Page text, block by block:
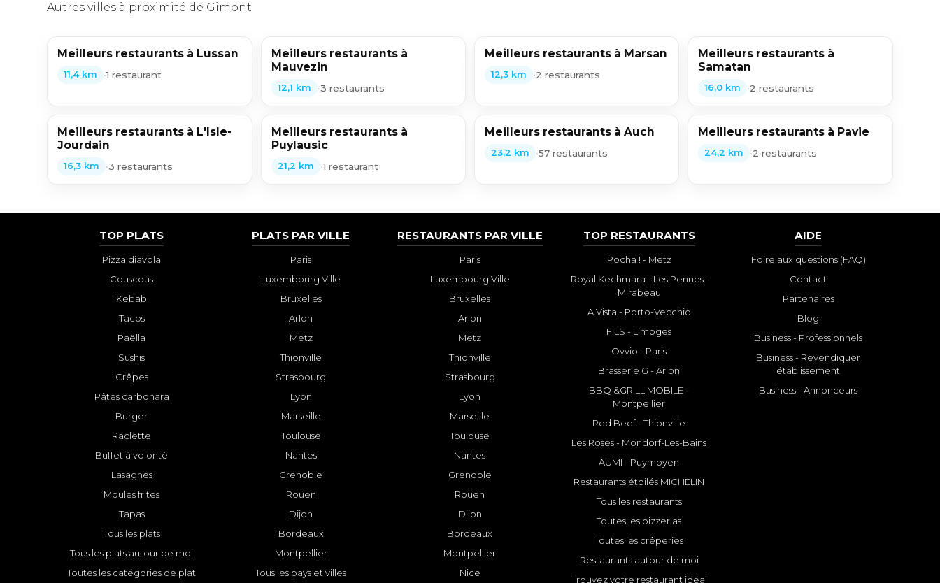
Autres villes à proximité de Gimont
Meilleurs restaurants à Lussan
11,4 km •1 restaurant
Meilleurs restaurants à
Mauvezin
12,1 km •3 restaurants
Meilleurs restaurants à Marsan
12,3 km •2 restaurants
Meilleurs restaurants à
Samatan
16,0 km •2 restaurants
Meilleurs restaurants à L'Isle-
Jourdain
16,3 km •3 restaurants
Meilleurs restaurants à
Puylausic
21,2 km •1 restaurant
Meilleurs restaurants à Auch
23,2 km •57 restaurants
Meilleurs restaurants à Pavie
24,2 km •2 restaurants
TOP PLATS
Pizza diavola
Couscous
Kebab
Tacos
Paëlla
Sushis
Crêpes
Pâtes carbonara
Burger
Raclette
Buffet à volonté
Lasagnes
Moules frites
Tapas
Tous les plats
Tous les plats autour de moi
Toutes les catégories de plat
PLATS PAR VILLE
Paris
Luxembourg Ville
Bruxelles
Arlon
Metz
Thionville
Strasbourg
Lyon
Marseille
Toulouse
Nantes
Grenoble
Rouen
Dijon
Bordeaux
Montpellier
Tous les pays et villes
RESTAURANTS PAR VILLE
Paris
Luxembourg Ville
Bruxelles
Arlon
Metz
Thionville
Strasbourg
Lyon
Marseille
Toulouse
Nantes
Grenoble
Rouen
Dijon
Bordeaux
Montpellier
Nice
TOP RESTAURANTS
Pocha ! - Metz
Royal Kechmara - Les Pennes-
Mirabeau
A Vista - Porto-Vecchio
FILS - Limoges
Ovvio - Paris
Brasserie G - Arlon
BBQ &GRILL MOBILE -
Montpellier
Red Beef - Thionville
Les Roses - Mondorf-Les-Bains
AUMI - Puymoyen
Restaurants étoilés MICHELIN
Tous les restaurants
Toutes les pizzerias
Toutes les crêperies
Restaurants autour de moi
Trouvez votre restaurant idéal
AIDE
Foire aux questions (FAQ)
Contact
Partenaires
Blog
Business - Professionnels
Business - Revendiquer
établissement
Business - Annonceurs